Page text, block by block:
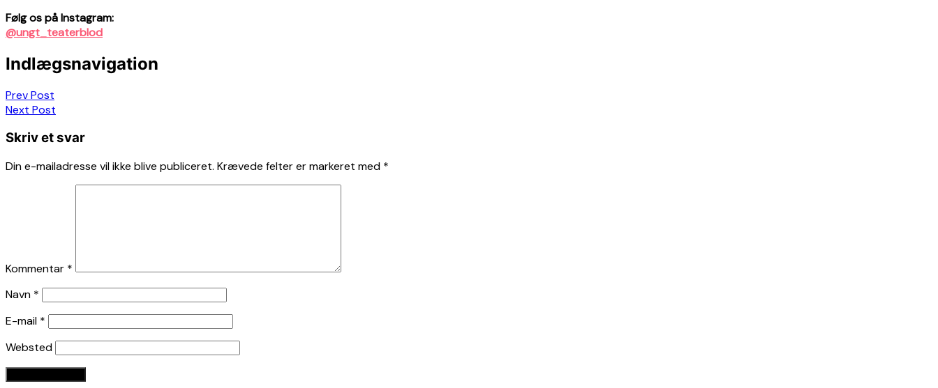
Følg os på Instagram:
@ungt_teaterblod
Indlægsnavigation
Prev Post
Next Post
Skriv et svar
Din e-mailadresse vil ikke blive publiceret. Krævede felter er markeret med *
Kommentar *
Navn *
E-mail *
Websted